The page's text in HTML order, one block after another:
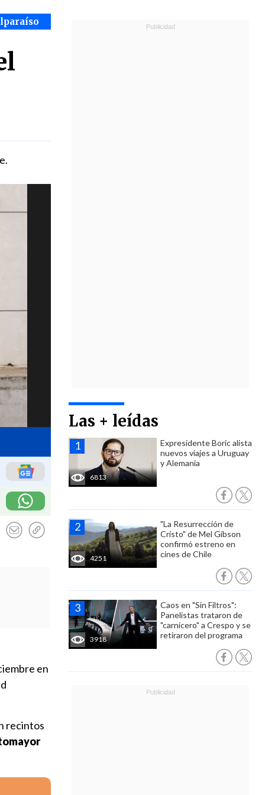
Las + leídas
6813
Expresidente Boric alista
nuevos viajes a Uruguay
y Alemania
4251
"La Resurrección de
Cristo" de Mel Gibson
confirmó estreno en
cines de Chile
3918
Caos en "Sin Filtros":
Panelistas trataron de
"carnicero" a Crespo y se
retiraron del programa
en
recintos